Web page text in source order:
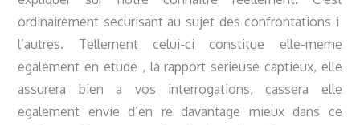
ordinairement securisant au sujet des confrontations i
l’autres. Tellement celui-ci constitue elle-meme
egalement en etude , la rapport serieuse captieux, elle
assurera bien a vos interrogations, cassera elle
egalement envie d’en re davantage mieux dans ce